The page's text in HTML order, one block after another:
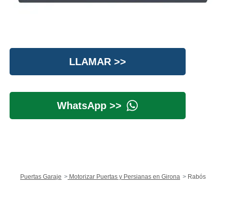
LLAMAR >>
WhatsApp >>
Puertas Garaje Motorizar Puertas y Persianas en Girona Rabós